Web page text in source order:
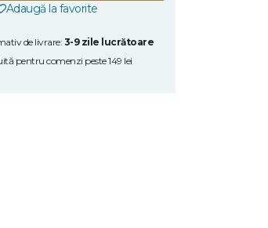
Adaugă la favorite
de livrare: 3-9 zile lucrătoare
pentru comenzi peste 149 lei